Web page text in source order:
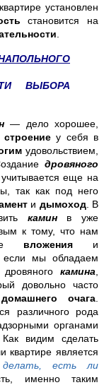
установлен
становится на
ВЫБОРА
— дело хорошее,
строениеу себя в
удовольствием,
дровяного
еще на
так как под него
и дымоход. В
камин в уже
к тому, что нам
вложения и
мы обладаем
дровяного камина
довольно часто
домашнего очага
различного рода
органами
видим сделать
квартире является
есть ли
именно таким